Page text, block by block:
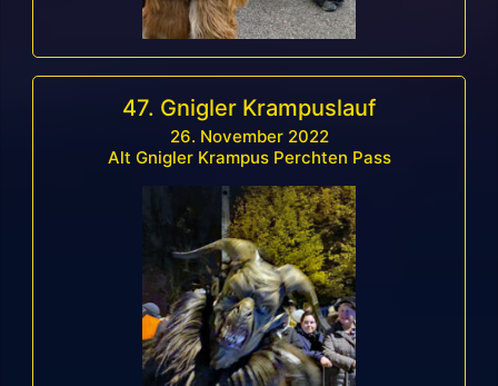
47. Gnigler Krampuslauf
26. November 2022
Alt Gnigler Krampus Perchten Pass